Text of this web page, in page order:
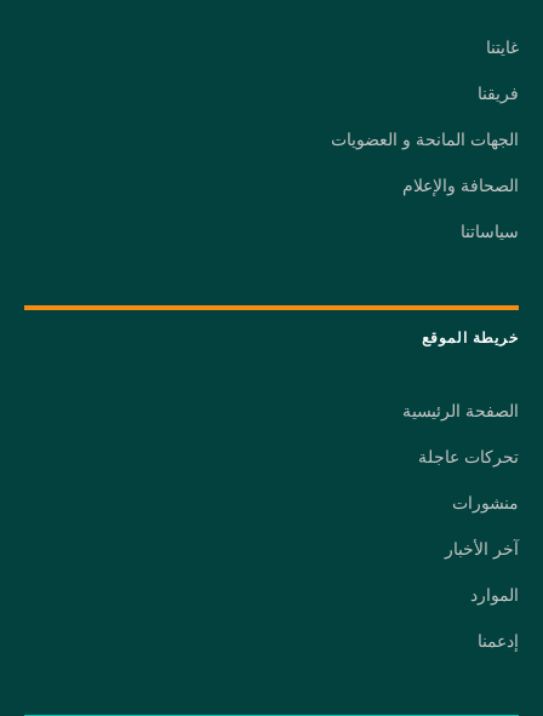
غايتنا
فريقنا
الجهات المانحة و العضويات
الصحافة والإعلام
سياساتنا
خريطة الموقع
الصفحة الرئيسية
تحركات عاجلة
منشورات
آخر الأخبار
الموارد
إدعمنا